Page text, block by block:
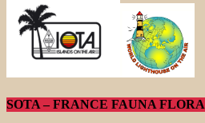
SOTA – FRANCE FAUNA FLORA